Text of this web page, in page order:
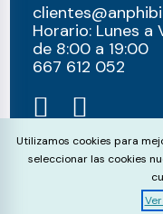
Horario: Lunes a
de 8:00 a 19:00
667 612 052​
Cookie
Utilizamos cookies para
seleccionar las cookies